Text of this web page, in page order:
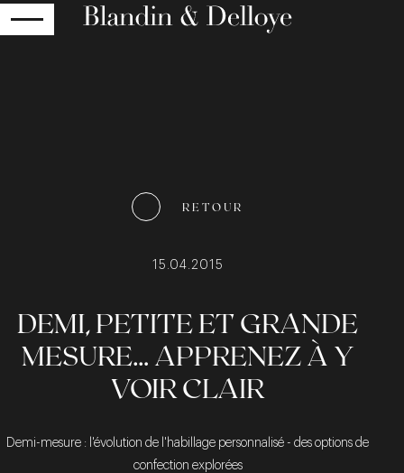
RETOUR
15.04.2015
DEMI, PETITE ET GRANDE
MESURE… APPRENEZ À Y
VOIR CLAIR
Demi-mesure : l'évolution de l'habillage personnalisé - des options de
confection explorées